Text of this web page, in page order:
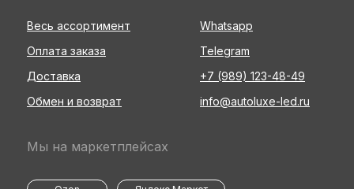
Обмен и возврат
Доставка
Оплата заказа
info@autoluxe-led.ru
Мы на маркетплейсах
+7 (989) 123-48-49
Telegram
Весь ассортимент Whatsapp